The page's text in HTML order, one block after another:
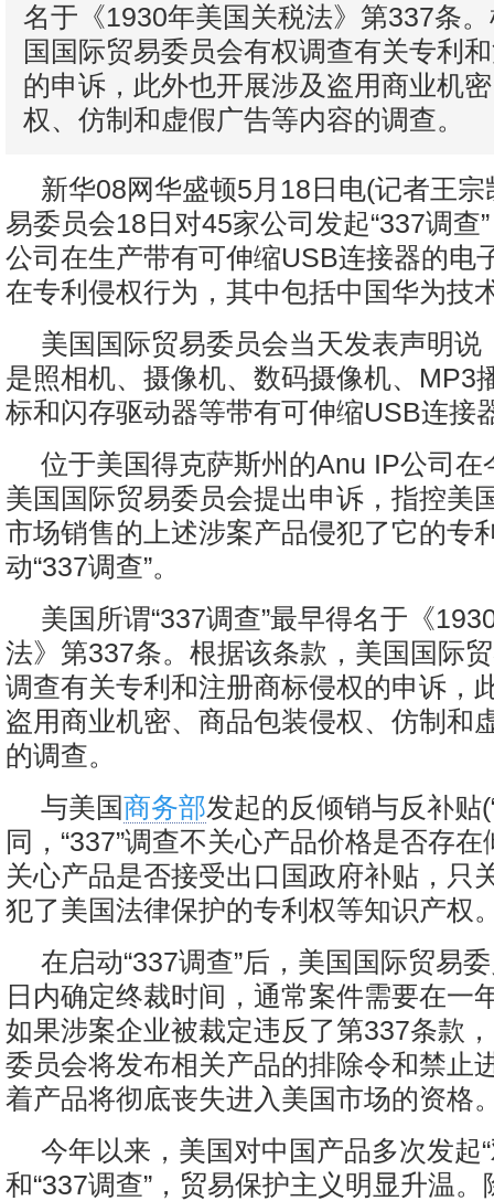
名于《1930年美国关税法》第337条
国国际贸易委员会有权调查有关专利
的申诉，此外也开展涉及盗用商业机
权、仿制和虚假广告等内容的调查。
新华08网华盛顿5月18日电(记者王
易委员会18日对45家公司发起“337调查
公司在生产带有可伸缩USB连接器的电
在专利侵权行为，其中包括中国华为技
美国国际贸易委员会当天发表声明说
是照相机、摄像机、数码摄像机、MP3
标和闪存驱动器等带有可伸缩USB连接
位于美国得克萨斯州的Anu IP公司在
美国国际贸易委员会提出申诉，指控美
市场销售的上述涉案产品侵犯了它的专
动“337调查”。
美国所谓“337调查”最早得名于《
法》第337条。根据该条款，美国国际
调查有关专利和注册商标侵权的申诉，
盗用商业机密、商品包装侵权、仿制和
的调查。
与美国商务部发起的反倾销与反补贴
同，“337”调查不关心产品价格是否存
关心产品是否接受出口国政府补贴，只
犯了美国法律保护的专利权等知识产权
在启动“337调查”后，美国国际贸易
日内确定终裁时间，通常案件需要在一
如果涉案企业被裁定违反了第337条款
委员会将发布相关产品的排除令和禁止
着产品将彻底丧失进入美国市场的资格
今年以来，美国对中国产品多次发起
和“337调查”，贸易保护主义明显升温